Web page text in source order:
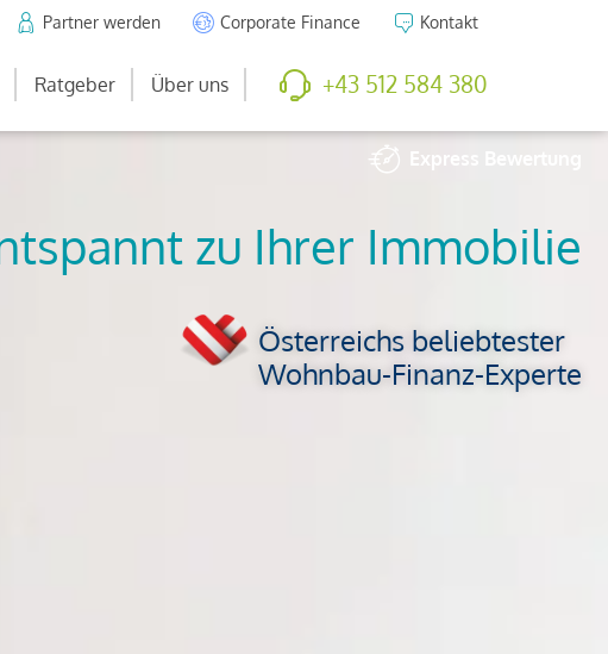
Partner werden Corporate Finance Kontakt
Ratgeber Über uns +43 512 584 380
Express
So viel ist Ihre
Österreichs beliebtester